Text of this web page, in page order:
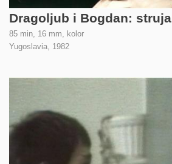
Dragoljub i Bogdan: struja
85 min, 16 mm, kolor
Yugoslavia, 1982